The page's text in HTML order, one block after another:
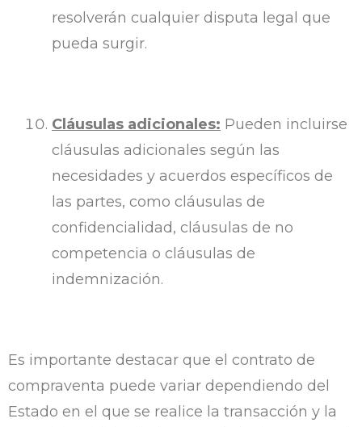
resolverán cualquier disputa legal que
pueda surgir.
Cláusulas adicionales: Pueden incluirse
cláusulas adicionales según las
necesidades y acuerdos específicos de
las partes, como cláusulas de
confidencialidad, cláusulas de no
competencia o cláusulas de
indemnización.
Es importante destacar que el contrato de
compraventa puede variar dependiendo del
Estado en el que se realice la transacción y la